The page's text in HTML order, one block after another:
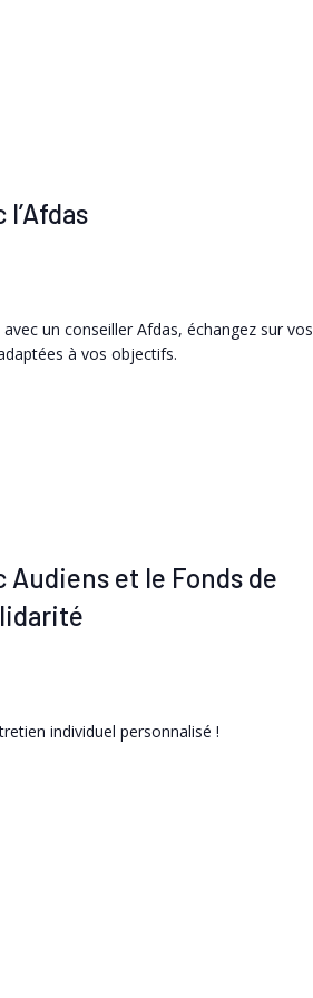
un conseiller Afdas, échangez sur vos
à vos objectifs.
et le Fonds de
individuel personnalisé !